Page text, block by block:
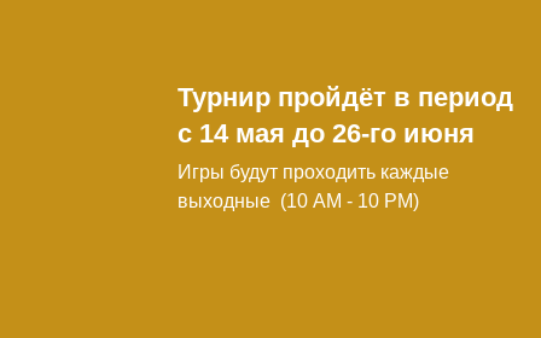
Турнир пройдёт в период
с 14 мая до 26-го июня
Игры будут проходить каждые
выходные (10 AM - 10 PM)